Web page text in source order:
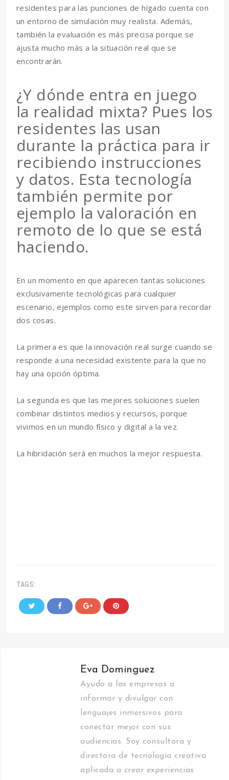
residentes para las punciones de hígado cuenta con
un entorno de simulación muy realista. Además,
también la evaluación es más precisa porque se
ajusta mucho más a la situación real que se
encontrarán.
¿Y dónde entra en juego
la realidad mixta? Pues los
residentes las usan
durante la práctica para ir
recibiendo instrucciones
y datos. Esta tecnología
también permite por
ejemplo la valoración en
remoto de lo que se está
haciendo.
En un momento en que aparecen tantas soluciones
exclusivamente tecnológicas para cualquier
escenario, ejemplos como este sirven para recordar
dos cosas.
La primera es que la innovación real surge cuando se
responde a una necesidad existente para la que no
hay una opción óptima.
La segunda es que las mejores soluciones suelen
combinar distintos medios y recursos, porque
vivimos en un mundo físico y digital a la vez.
La hibridación será en muchos la mejor respuesta.
TAGS:
Eva Dominguez
Ayudo a las empresas a
informar y divulgar con
lenguajes inmersivos para
conectar mejor con sus
audiencias. Soy consultora y
directora de tecnología creativa
aplicada a crear experiencias